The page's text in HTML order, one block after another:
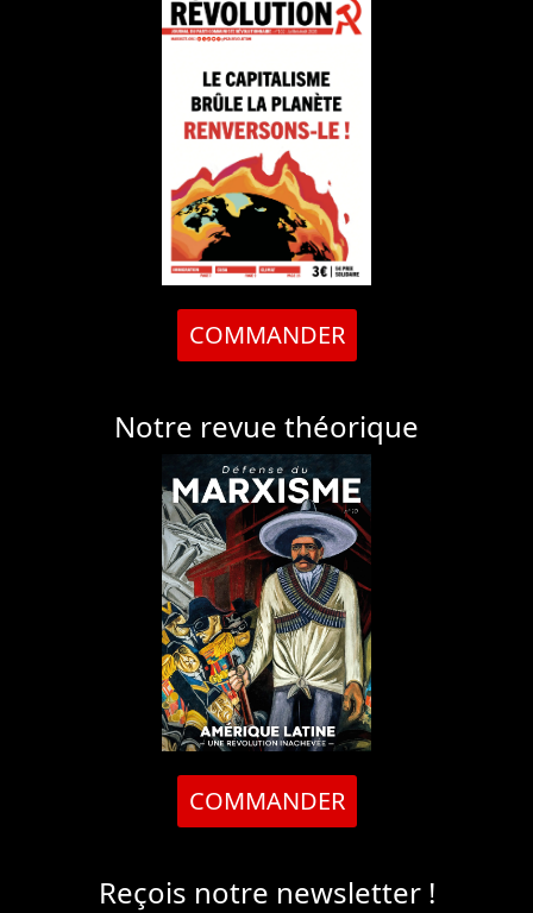
COMMANDER
Notre revue théorique
COMMANDER
Reçois notre newsletter !